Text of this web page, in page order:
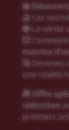
📖
🔮 Les
👽 La vérité
💥
matrice
🚀 Devenez
une réalité
🎁 Offre
réduction
premiers